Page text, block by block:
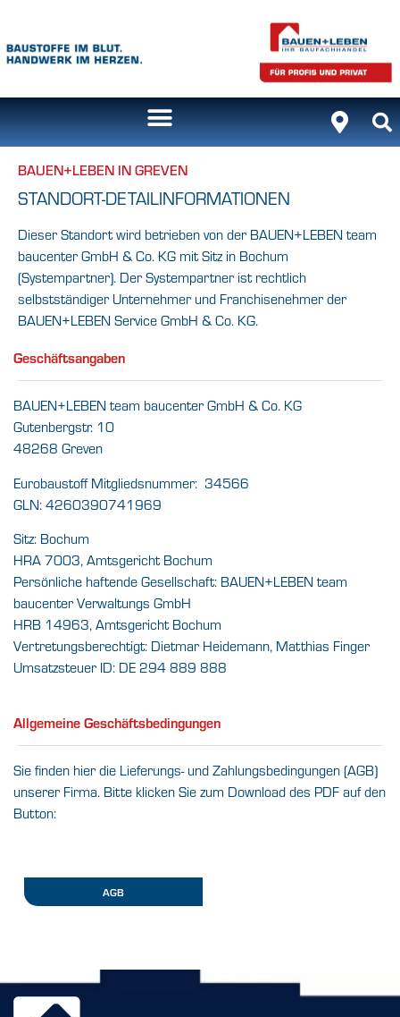
BAUEN+LEBEN IN GREVEN
STANDORT-DETAILINFORMATIONEN
Dieser Standort wird betrieben von der BAUEN+LEBEN team
baucenter GmbH & Co. KG mit Sitz in Bochum
(Systempartner). Der Systempartner ist rechtlich
selbstständiger Unternehmer und Franchisenehmer der
BAUEN+LEBEN Service GmbH & Co. KG.
Geschäftsangaben
BAUEN+LEBEN team baucenter GmbH & Co. KG
Gutenbergstr. 10
48268 Greven
Eurobaustoff Mitgliedsnummer: 34566
GLN: 4260390741969
Sitz: Bochum
HRA 7003, Amtsgericht Bochum
Persönliche haftende Gesellschaft: BAUEN+LEBEN team
baucenter Verwaltungs GmbH
HRB 14963, Amtsgericht Bochum
Vertretungsberechtigt: Dietmar Heidemann, Matthias Finger
Umsatzsteuer ID: DE 294 889 888
Allgemeine Geschäftsbedingungen
Sie finden hier die Lieferungs- und Zahlungsbedingungen (AGB)
unserer Firma. Bitte klicken Sie zum Download des PDF auf den
Button:
AGB